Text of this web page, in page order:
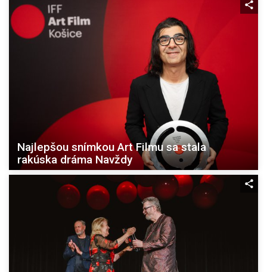
Najlepšou snímkou Art Filmu sa stala
rakúska dráma Navždy